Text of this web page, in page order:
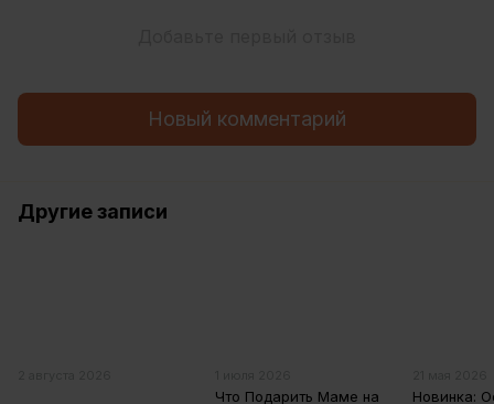
Новый комментарий
Другие записи
Что Подарить Маме на Новинка: